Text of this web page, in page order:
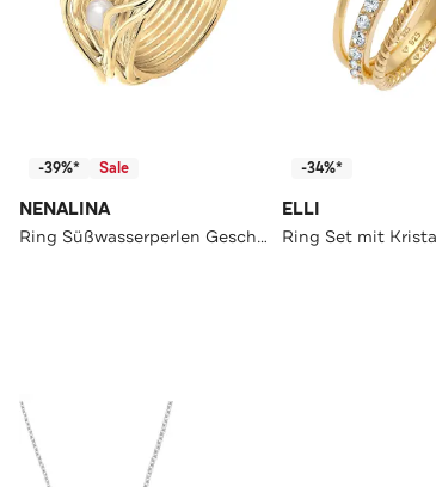
-39%* Sale
NENALINA
Ring Süßwasserperlen Geschwungen Gedreht 925 Silber Gold
-34%*
ELLI